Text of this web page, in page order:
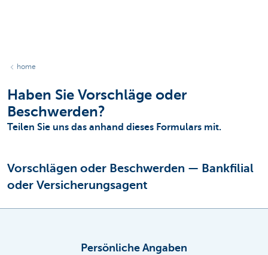
home
Haben Sie Vorschläge oder
Beschwerden?
Teilen Sie uns das anhand dieses Formulars mit.
Vorschlägen oder Beschwerden — Bankfilial
oder Versicherungsagent
Persönliche Angaben